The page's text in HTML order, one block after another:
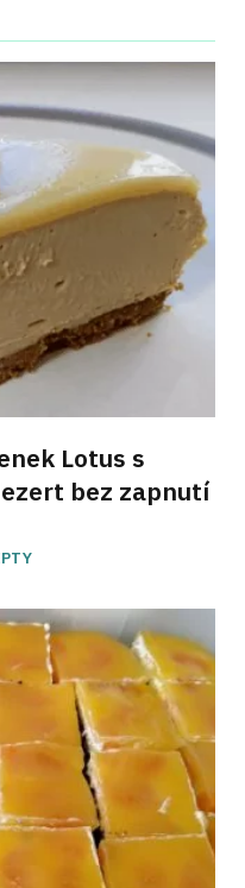
Lotus s
bez zapnutí